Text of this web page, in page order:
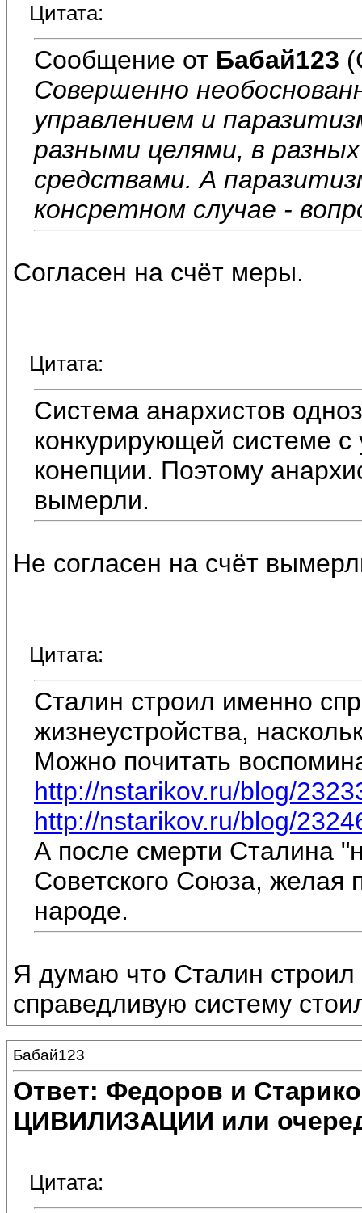
Цитата:
Сообщение от Бабай123
Совершенно
управлением и
разными целями, в
средствами. А
консретном случае -
Согласен на счёт меры.
Цитата:
Система анархистов
конкурирующей системе
конепции. Поэтому
вымерли.
Не согласен на счёт
Цитата:
Сталин строил именно
жизнеустройства,
Можно почитать
http://nstarikov.ru/blog/
http://nstarikov.ru/blog/
А после смерти Сталина
Советского Союза, желая
народе.
Я думаю что Сталин строил
справедливую систему
Бабай123
Ответ: Федоров и
ЦИВИЛИЗАЦИИ или
Цитата: